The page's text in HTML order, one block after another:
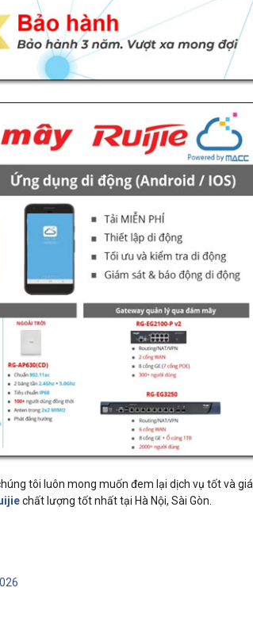
tôi luôn mong muốn đem lại dịch vụ tốt và giá
chất lượng tốt nhất tại Hà Nội, Sài Gòn.